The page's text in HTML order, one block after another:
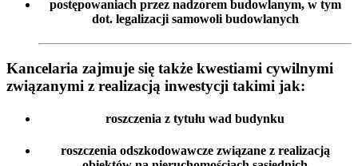
postępowaniach przez nadzorem budowlanym, w tym
dot. legalizacji samowoli budowlanych
Kancelaria zajmuje się także kwestiami cywilnymi
związanymi z realizacją inwestycji takimi jak:
roszczenia z tytułu wad budynku
roszczenia odszkodowawcze związane z realizacją